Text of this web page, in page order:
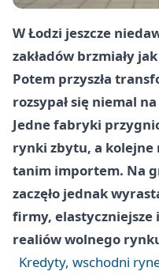
W Łodzi jeszcze
zakładów brzmiały
Potem przyszła
rozsypał się niemal
Jedne fabryki
rynki zbytu, a kolejne
tanim importem. Na
zaczęło jednak
firmy, elastyczniejsze
realiów wolnego
Kredyty, wschodni